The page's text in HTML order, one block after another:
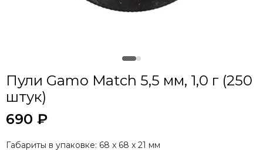
Пули Gamo Match 5,5 мм, 1,0 г (250
штук)
690 ₽
Габариты в упаковке: 68 x 68 x 21 мм